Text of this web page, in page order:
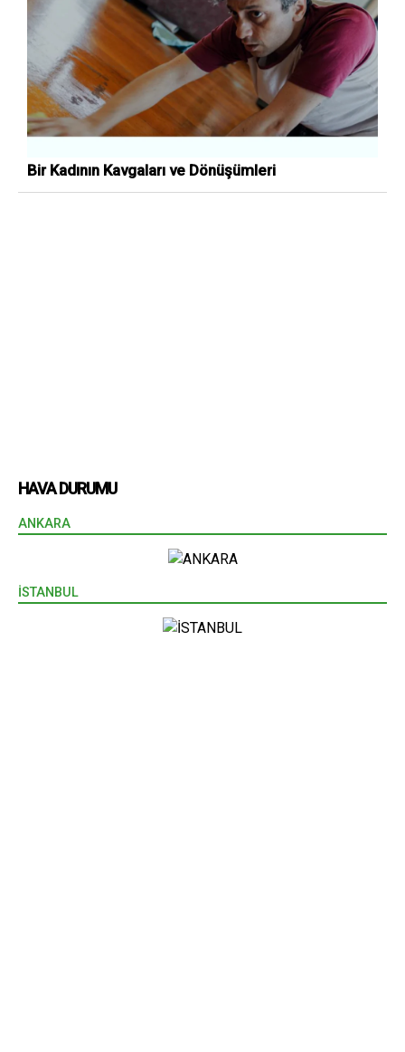
Bir Kadının Kavgaları ve Dönüşümleri
HAVA DURUMU
ANKARA
İSTANBUL